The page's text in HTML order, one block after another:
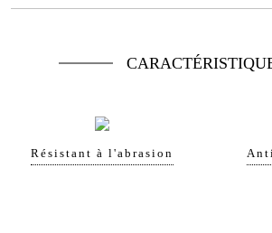
Résistant à l'abrasion